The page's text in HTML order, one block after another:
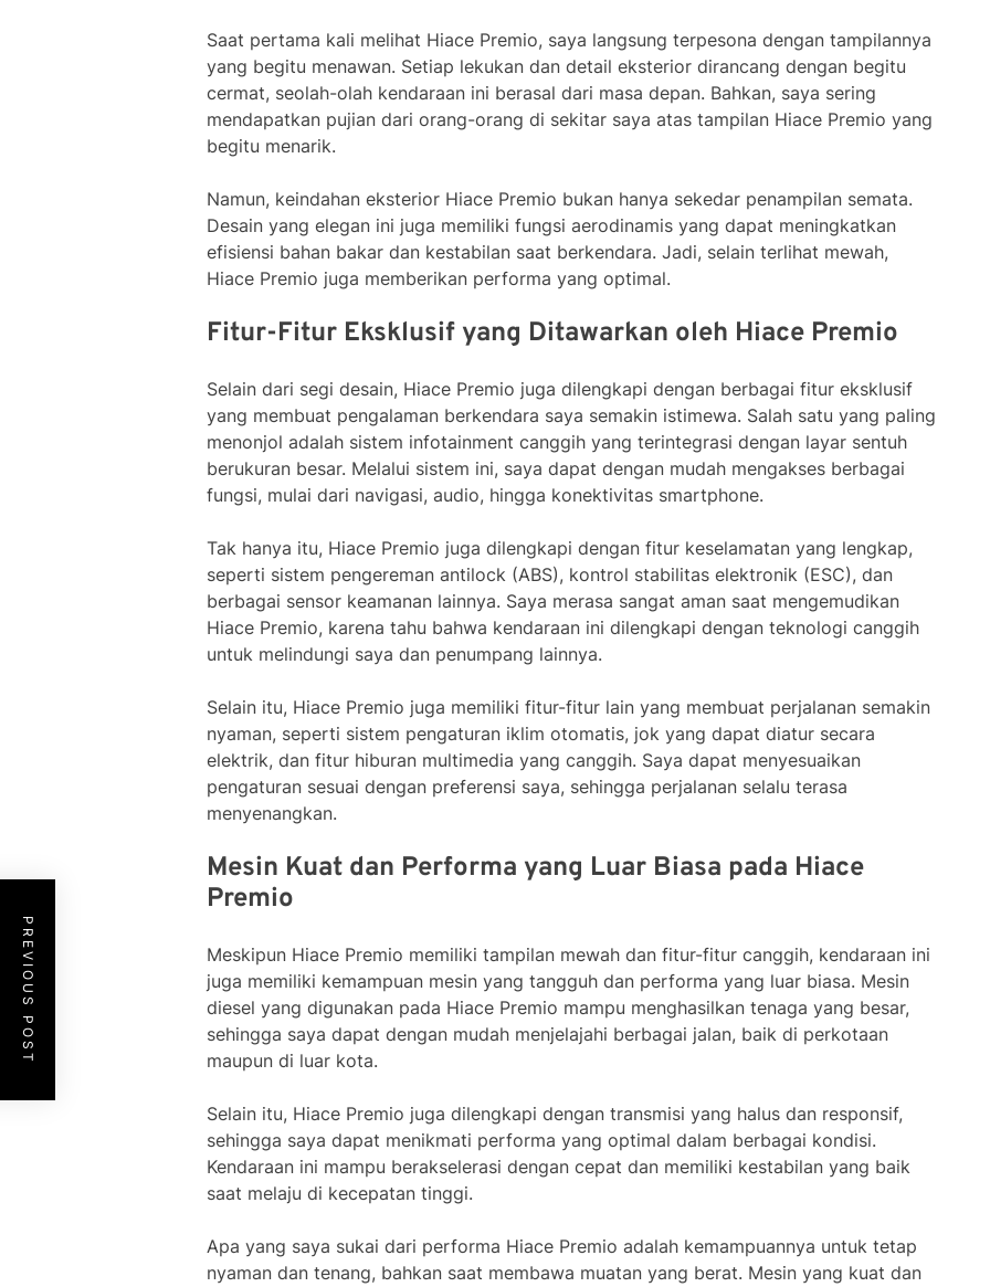
Saat pertama kali melihat Hiace Premio, saya langsung terpesona dengan tampilannya
yang begitu menawan. Setiap lekukan dan detail eksterior dirancang dengan begitu
cermat, seolah-olah kendaraan ini berasal dari masa depan. Bahkan, saya sering
mendapatkan pujian dari orang-orang di sekitar saya atas tampilan Hiace Premio yang
begitu menarik.
Namun, keindahan eksterior Hiace Premio bukan hanya sekedar penampilan semata.
Desain yang elegan ini juga memiliki fungsi aerodinamis yang dapat meningkatkan
efisiensi bahan bakar dan kestabilan saat berkendara. Jadi, selain terlihat mewah,
Hiace Premio juga memberikan performa yang optimal.
Fitur-Fitur Eksklusif yang Ditawarkan oleh Hiace Premio
Selain dari segi desain, Hiace Premio juga dilengkapi dengan berbagai fitur eksklusif
yang membuat pengalaman berkendara saya semakin istimewa. Salah satu yang paling
menonjol adalah sistem infotainment canggih yang terintegrasi dengan layar sentuh
berukuran besar. Melalui sistem ini, saya dapat dengan mudah mengakses berbagai
fungsi, mulai dari navigasi, audio, hingga konektivitas smartphone.
Tak hanya itu, Hiace Premio juga dilengkapi dengan fitur keselamatan yang lengkap,
seperti sistem pengereman antilock (ABS), kontrol stabilitas elektronik (ESC), dan
berbagai sensor keamanan lainnya. Saya merasa sangat aman saat mengemudikan
Hiace Premio, karena tahu bahwa kendaraan ini dilengkapi dengan teknologi canggih
untuk melindungi saya dan penumpang lainnya.
Selain itu, Hiace Premio juga memiliki fitur-fitur lain yang membuat perjalanan semakin
nyaman, seperti sistem pengaturan iklim otomatis, jok yang dapat diatur secara
elektrik, dan fitur hiburan multimedia yang canggih. Saya dapat menyesuaikan
pengaturan sesuai dengan preferensi saya, sehingga perjalanan selalu terasa
menyenangkan.
Mesin Kuat dan Performa yang Luar Biasa pada Hiace
Premio
Meskipun Hiace Premio memiliki tampilan mewah dan fitur-fitur canggih, kendaraan ini
juga memiliki kemampuan mesin yang tangguh dan performa yang luar biasa. Mesin
diesel yang digunakan pada Hiace Premio mampu menghasilkan tenaga yang besar,
sehingga saya dapat dengan mudah menjelajahi berbagai jalan, baik di perkotaan
maupun di luar kota.
Selain itu, Hiace Premio juga dilengkapi dengan transmisi yang halus dan responsif,
sehingga saya dapat menikmati performa yang optimal dalam berbagai kondisi.
Kendaraan ini mampu berakselerasi dengan cepat dan memiliki kestabilan yang baik
saat melaju di kecepatan tinggi.
Apa yang saya sukai dari performa Hiace Premio adalah kemampuannya untuk tetap
nyaman dan tenang, bahkan saat membawa muatan yang berat. Mesin yang kuat dan
PREVIOUS POST